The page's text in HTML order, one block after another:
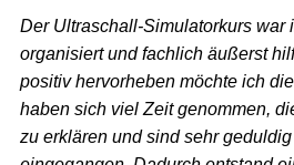
Der Ultraschall-Simulatorkurs war
organisiert und fachlich äußerst
positiv hervorheben möchte ich
haben sich viel Zeit genommen,
zu erklären und sind sehr